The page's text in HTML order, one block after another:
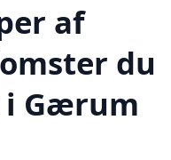
af
du
i Gærum